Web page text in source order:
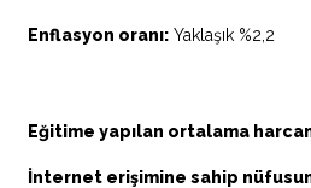
Enflasyon oranı: Yaklaşık %2,2
Eğitime yapılan ortalama
İnternet erişimine sahip